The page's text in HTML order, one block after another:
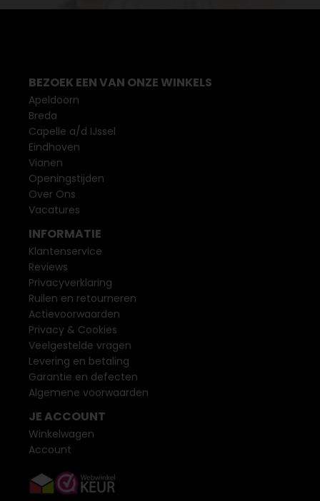
BEZOEK EEN VAN ONZE WINKELS
Apeldoorn
Breda
Capelle a/d IJssel
Eindhoven
Vianen
Openingstijden
Over Ons
Vacatures
INFORMATIE
Klantenservice
Reviews
Privacyverklaring
Ruilen en retourneren
Actievoorwaarden
Privacy & Cookies
Veelgestelde vragen
Levering en betaling
Garantie en defecten
Algemene voorwaarden
JE ACCOUNT
Winkelwagen
Account